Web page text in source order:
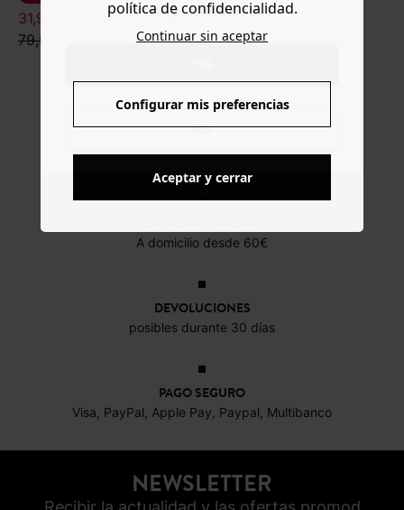
www.promod.com ?
NO
31,99 €
79,99 €
18,39 €
45,99 €
A domicilio desde 60€
DEVOLUCIONES
posibles durante 30 días
PAGO SEGURO
Visa, PayPal, Apple Pay, Paypal, Multibanco
NEWSLETTER
política de confidencialidad.
Continuar sin aceptar
Configurar mis preferencias
Aceptar y cerrar